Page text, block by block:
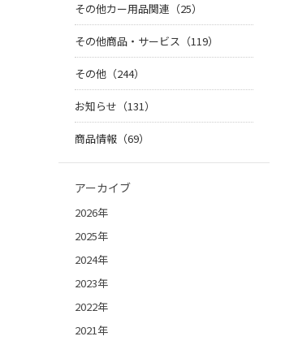
その他カー用品関連（25）
その他商品・サービス（119）
その他（244）
お知らせ（131）
商品情報（69）
アーカイブ
2026年
2025年
2024年
2023年
2022年
2021年